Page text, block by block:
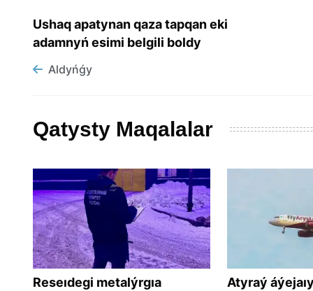
Ushaq apatynan qaza tapqan eki
adamnyń esimi belgili boldy
Aldyńǵy
Qatysty Maqalalar
Reseıdegi metalýrgıa
Atyraý